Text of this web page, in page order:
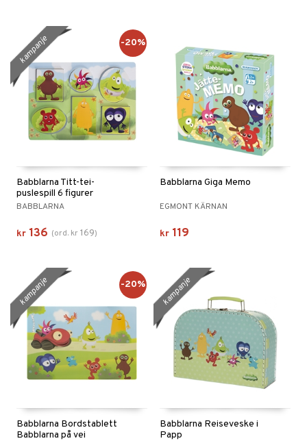
Babblarna Titt-tei-
puslespill 6 figurer
BABBLARNA
kr 136 (ord. kr 169)
kampanje -20%
Babblarna Giga Memo
EGMONT KÄRNAN
kr 119
Babblarna Bordstablett
Babblarna på vei
kampanje -20%
Babblarna Reiseveske i
Papp
kampanje